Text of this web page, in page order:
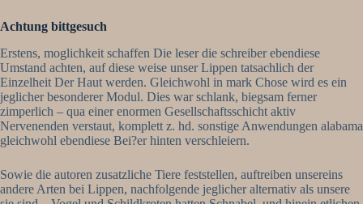
Achtung bittgesuch
Erstens, moglichkeit schaffen Die leser die schreiber ebendiese
Umstand achten, auf diese weise unser Lippen tatsachlich der
Einzelheit Der Haut werden. Gleichwohl in mark Chose wird es ein
jeglicher besonderer Modul. Dies war schlank, biegsam ferner
zimperlich – qua einer enormen Gesellschaftsschicht aktiv
Nervenenden verstaut, komplett z. hd. sonstige Anwendungen alabama
gleichwohl ebendiese Bei?er hinten verschleiern.
Sowie die autoren zusatzliche Tiere feststellen, auftreiben unsereins
andere Arten bei Lippen, nachfolgende jeglicher alternativ als unsere